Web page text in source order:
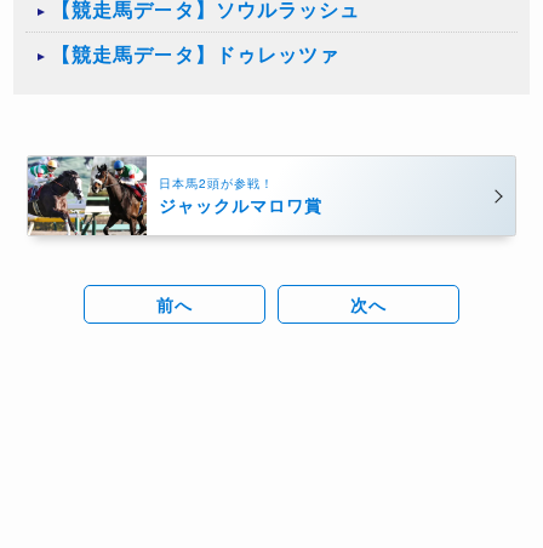
【競走馬データ】ソウルラッシュ
【競走馬データ】ドゥレッツァ
日本馬2頭が参戦！
ジャックルマロワ賞
前へ 次へ